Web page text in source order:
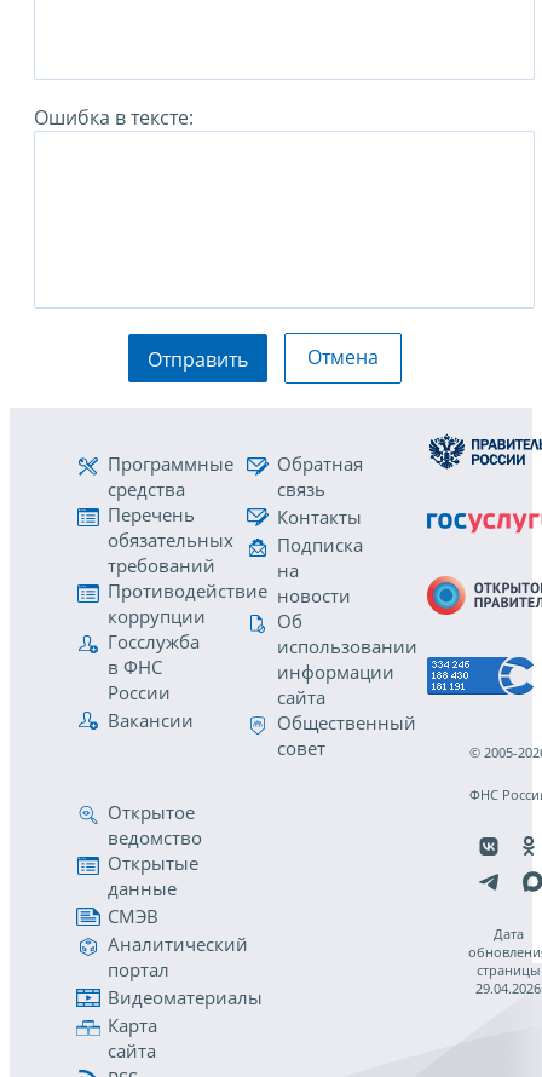
Ошибка в тексте:
Отправить Отмена
Программные
средства
Перечень
обязательных
требований
Противодействие
коррупции
Госслужба
в ФНС
России
Вакансии
Обратная
связь
Контакты
Подписка
на
новости
Об
использовании
информации
сайта
Общественный
совет
Открытое
ведомство
Открытые
данные
СМЭВ
Аналитический
портал
Видеоматериалы
Карта
сайта
© 2005-
ФНС
Дата
страницы
29.04.2026